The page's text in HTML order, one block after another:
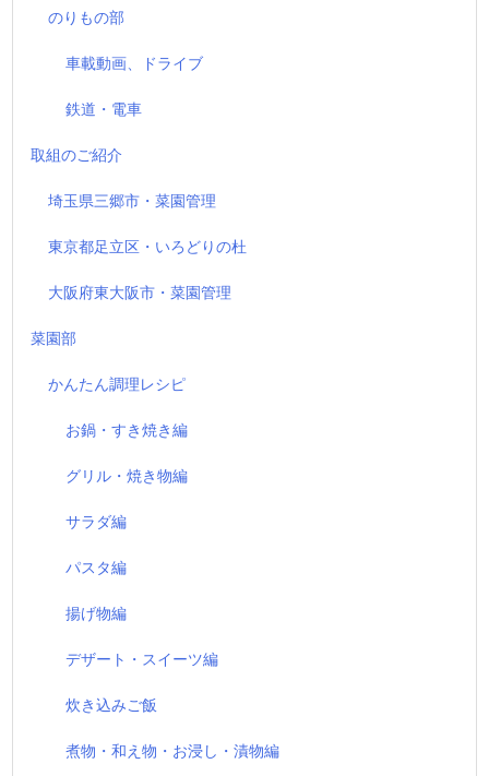
のりもの部
車載動画、ドライブ
鉄道・電車
取組のご紹介
埼玉県三郷市・菜園管理
東京都足立区・いろどりの杜
大阪府東大阪市・菜園管理
菜園部
かんたん調理レシピ
お鍋・すき焼き編
グリル・焼き物編
サラダ編
パスタ編
揚げ物編
デザート・スイーツ編
炊き込みご飯
煮物・和え物・お浸し・漬物編